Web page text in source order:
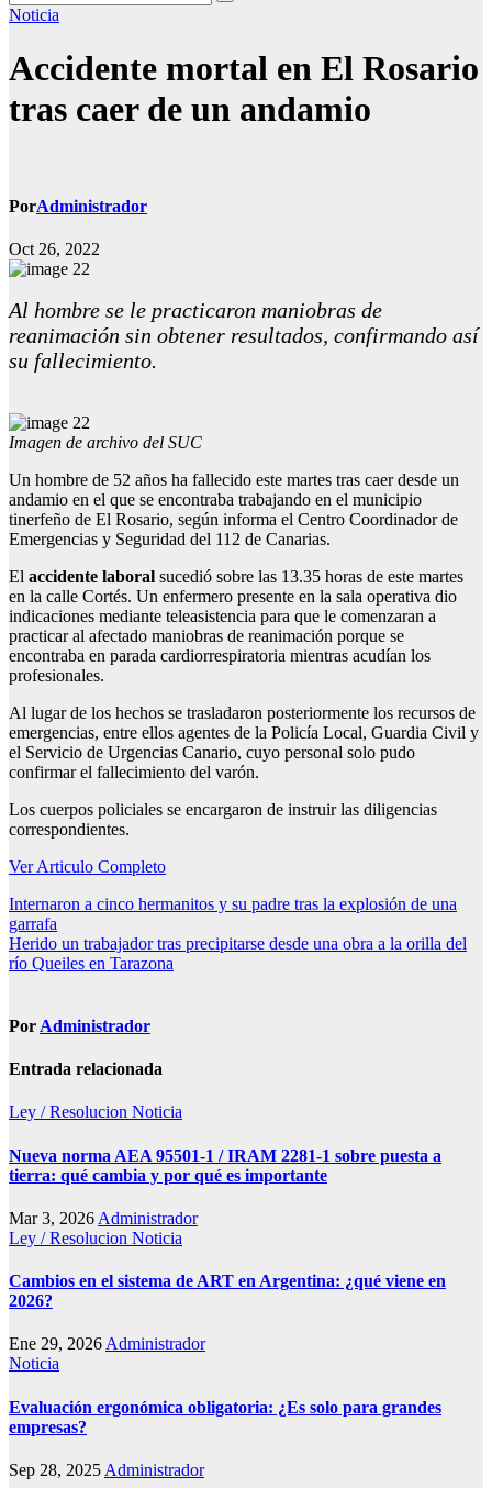
Noticia
Accidente mortal en El Rosario
tras caer de un andamio
PorAdministrador
Oct 26, 2022
Al hombre se le practicaron maniobras de
reanimación sin obtener resultados, confirmando así
su fallecimiento.
Imagen de archivo del SUC
Un hombre de 52 años ha fallecido este martes tras caer desde un
andamio en el que se encontraba trabajando en el municipio
tinerfeño de El Rosario, según informa el Centro Coordinador de
Emergencias y Seguridad del 112 de Canarias.
El accidente laboral sucedió sobre las 13.35 horas de este martes
en la calle Cortés. Un enfermero presente en la sala operativa dio
indicaciones mediante teleasistencia para que le comenzaran a
practicar al afectado maniobras de reanimación porque se
encontraba en parada cardiorrespiratoria mientras acudían los
profesionales.
Al lugar de los hechos se trasladaron posteriormente los recursos de
emergencias, entre ellos agentes de la Policía Local, Guardia Civil y
el Servicio de Urgencias Canario, cuyo personal solo pudo
confirmar el fallecimiento del varón.
Los cuerpos policiales se encargaron de instruir las diligencias
correspondientes.
Ver Articulo Completo
Navegación
de
entradas
Internaron a cinco hermanitos y su padre tras la explosión de una
garrafa
Herido un trabajador tras precipitarse desde una obra a la orilla del
río Queiles en Tarazona
Por Administrador
Entrada relacionada
Ley / Resolucion Noticia
Nueva norma AEA 95501-1 / IRAM 2281-1 sobre puesta a
tierra: qué cambia y por qué es importante
Mar 3, 2026 Administrador
Ley / Resolucion Noticia
Cambios en el sistema de ART en Argentina: ¿qué viene en
2026?
Ene 29, 2026Administrador
Noticia
Evaluación ergonómica obligatoria: ¿Es solo para grandes
empresas?
Sep 28, 2025 Administrador